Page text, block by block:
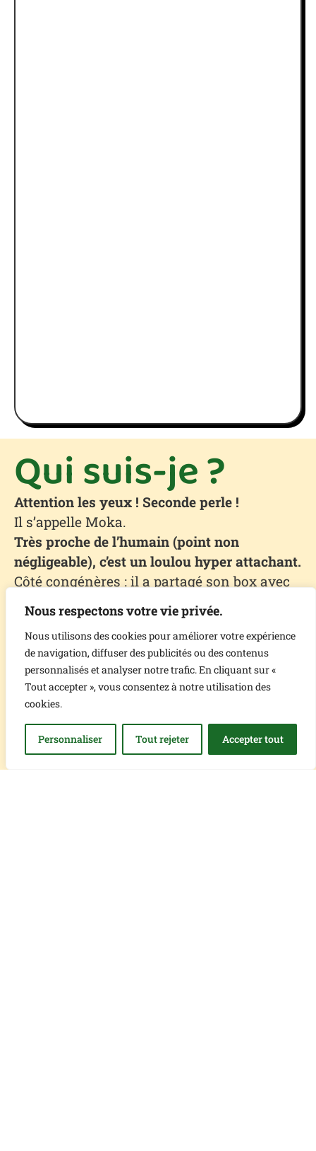
Nous respectons votre vie privée.
Nous utilisons des cookies pour améliorer votre expérience
de navigation, diffuser des publicités ou des contenus
personnalisés et analyser notre trafic. En cliquant sur «
Tout accepter », vous consentez à notre utilisation des
cookies.
Personnaliser Tout rejeter Accepter tout
Qui suis-je ?
Attention les yeux ! Seconde perle !
Il s’appelle Moka.
Très proche de l’humain (point non
négligeable), c’est un loulou hyper attachant.
Côté congénères : il a partagé son box avec
Le port de la muselière est en cours
d’acquisition.
Passion : courir après la balle
Physique : sacré beau gosse.
Allez venez vite rencontrer notre perle, il est
grand temps pour vous comme pour Moka
de faire un long bout de chemin en bonne
compagnie.